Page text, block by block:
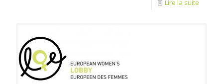
Lire la suite